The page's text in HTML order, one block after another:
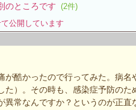
のところです
(2件)
公開しています
が酷かったので行ってみた。病
た）。その時も、感染症予防の
異常なんですか？というのが正直